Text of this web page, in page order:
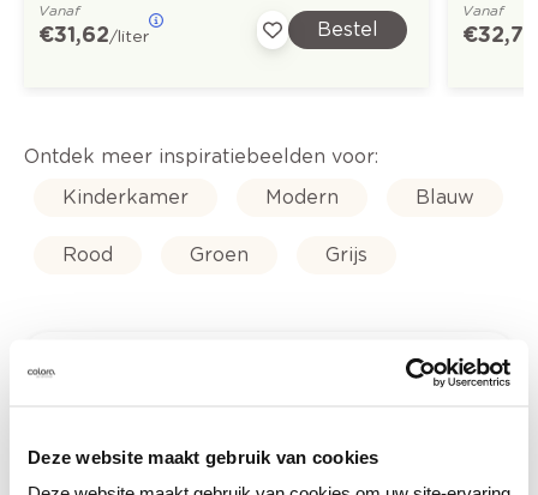
Deze website maakt gebruik van cookies
Vanaf
€ 31,62/liter Bestel
Vanaf
€ 32,73
Ontdek meer inspiratiebeelden voor:
Kinderkamer
Modern Blauw
Rood Groen Grijs
ruimtes.